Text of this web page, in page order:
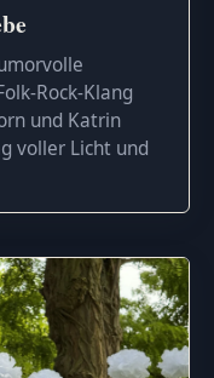
Rock-Klang
und Katrin
voller Licht und